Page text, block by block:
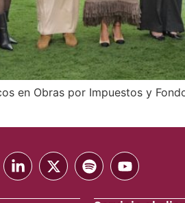
en Obras por Impuestos y